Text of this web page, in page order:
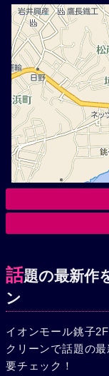
話題の最新作
ン
イオンモール銚子
クリーンで話題の
要チェック！